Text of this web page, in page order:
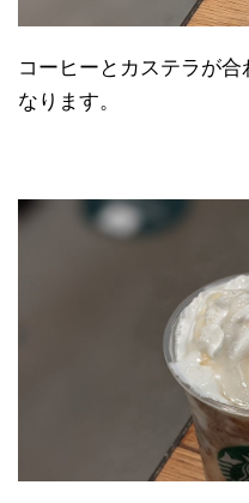
コーヒーとカステラが
なります。